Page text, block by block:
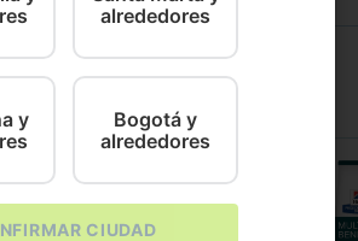
alrededores
y
Bogotá y
alrededores
CIUDAD